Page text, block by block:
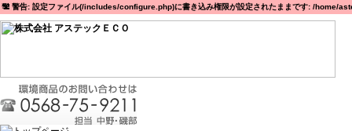
警告: 設定ファイル(/includes/configure.php)に書き込み権限が設定されたままです: /